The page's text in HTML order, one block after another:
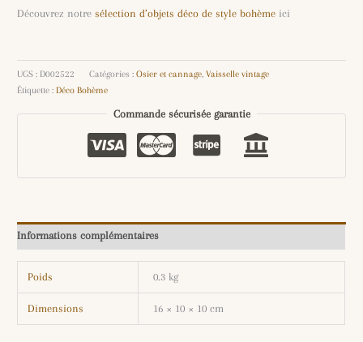
Découvrez notresélection d’objets déco de style bohème ici
UGS : D002522 Catégories :Osier et cannage,Vaisselle vintage
Étiquette :Déco Bohème
Commande sécurisée garantie
Informations complémentaires
Poids 0.3 kg
Dimensions 16 × 10 × 10 cm